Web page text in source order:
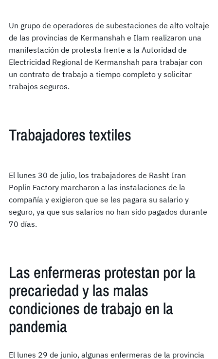
Un grupo de operadores de subestaciones de alto voltaje
de las provincias de Kermanshah e Ilam realizaron una
manifestación de protesta frente a la Autoridad de
Electricidad Regional de Kermanshah para trabajar con
un contrato de trabajo a tiempo completo y solicitar
trabajos seguros.
Trabajadores textiles
El lunes 30 de julio, los trabajadores de Rasht Iran
Poplin Factory marcharon a las instalaciones de la
compañía y exigieron que se les pagara su salario y
seguro, ya que sus salarios no han sido pagados durante
70 días.
Las enfermeras protestan por la
precariedad y las malas
condiciones de trabajo en la
pandemia
El lunes 29 de junio, algunas enfermeras de la provincia